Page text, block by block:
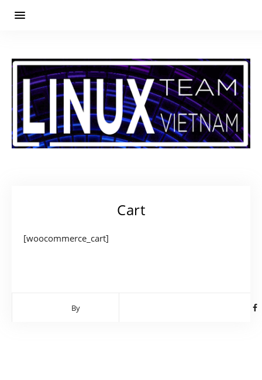
Cart
[woocommerce_cart]
By